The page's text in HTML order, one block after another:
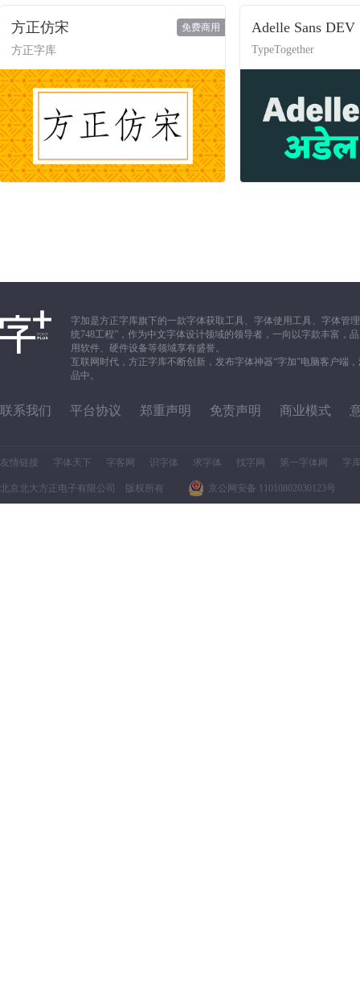
方正仿宋
方正字库
免费商用 Adelle Sans DEV
TypeTogether
字加是方正字库旗下的一款字体获取工具、字体使用工具、字体管
统748工程”，作为中文字体设计领域的领导者，一向以字款丰富，
用软件、硬件设备等领域享有盛誉。
互联网时代，方正字库不断创新，发布字体神器“字加”电脑客户端
品中。
联系我们 平台协议 郑重声明 免责声明 商业模式
友情链接 字体天下 字客网 识字体 求字体 找字网 第一字体网 字
北京北大方正电子有限公司 版权所有 京公网安备 11010802030123号